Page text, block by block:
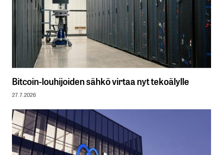
Bitcoin-louhijoiden sähkö virtaa nyt tekoälylle
27.7.2026